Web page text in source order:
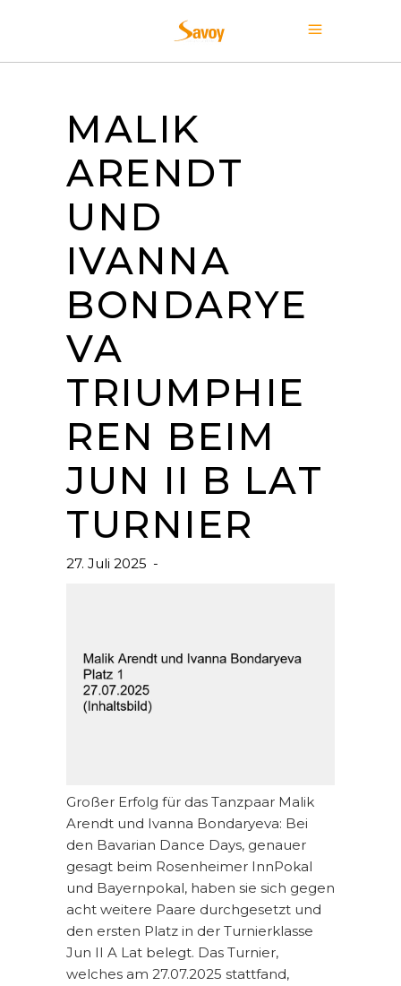
MALIK
ARENDT
UND
IVANNA
BONDARYE
VA
TRIUMPHIE
REN BEIM
JUN II B LAT
TURNIER
27. Juli 2025
Großer Erfolg für das Tanzpaar Malik
Arendt und Ivanna Bondaryeva: Bei
den Bavarian Dance Days, genauer
gesagt beim Rosenheimer InnPokal
und Bayernpokal, haben sie sich gegen
acht weitere Paare durchgesetzt und
den ersten Platz in der Turnierklasse
Jun II A Lat belegt. Das Turnier,
welches am 27.07.2025 stattfand,